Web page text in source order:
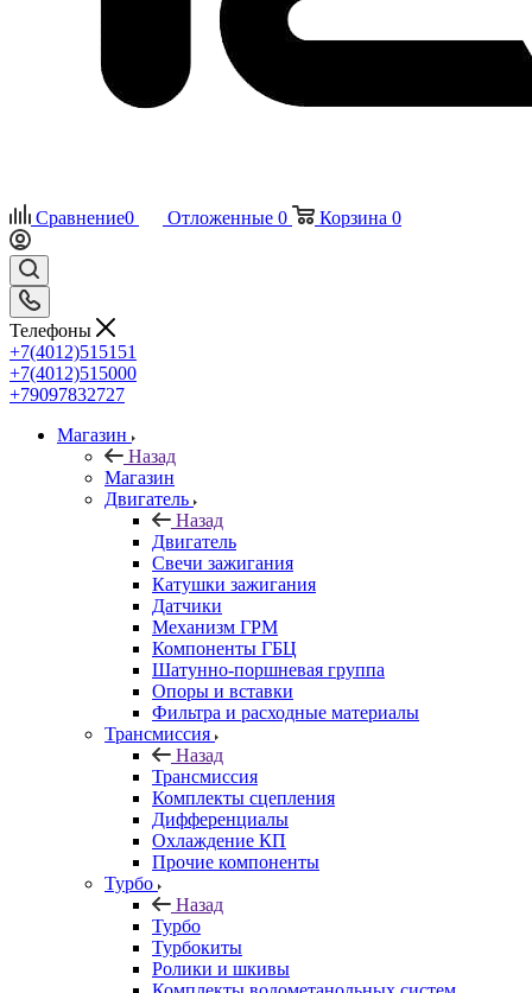
Сравнение0 Отложенные 0 Корзина 0
Телефоны
+7(4012)515151
+7(4012)515000
+79097832727
Магазин
Назад
Магазин
Двигатель
Назад
Двигатель
Свечи зажигания
Катушки зажигания
Датчики
Механизм ГРМ
Компоненты ГБЦ
Шатунно-поршневая группа
Опоры и вставки
Фильтра и расходные материалы
Трансмиссия
Назад
Трансмиссия
Комплекты сцепления
Дифференциалы
Охлаждение КП
Прочие компоненты
Турбо
Назад
Турбо
Турбокиты
Ролики и шкивы